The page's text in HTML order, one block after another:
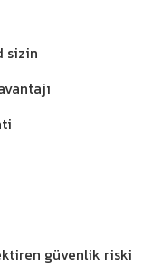
sizin
güvenlik riski